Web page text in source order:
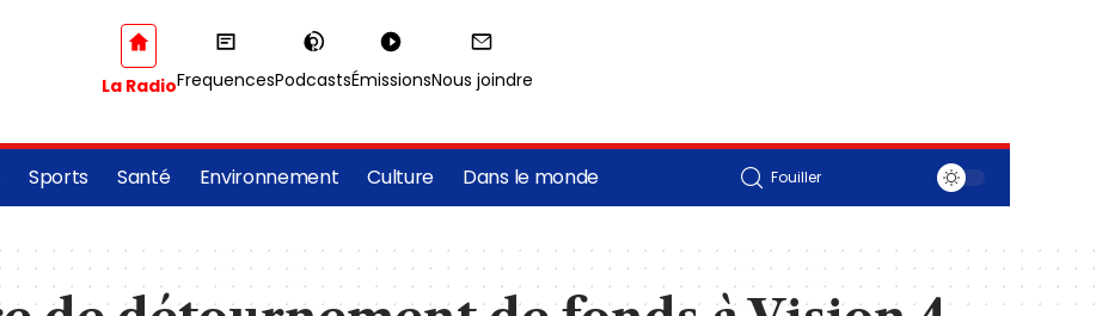
La RadioFrequencesPodcastsÉmissionsNous joindre
Sports Santé Environnement Culture Dans le monde Fouiller